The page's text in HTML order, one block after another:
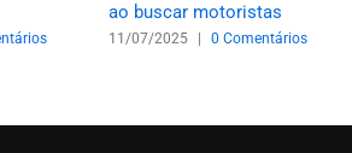
ao buscar motoristas
11/07/2025 0 Comentários